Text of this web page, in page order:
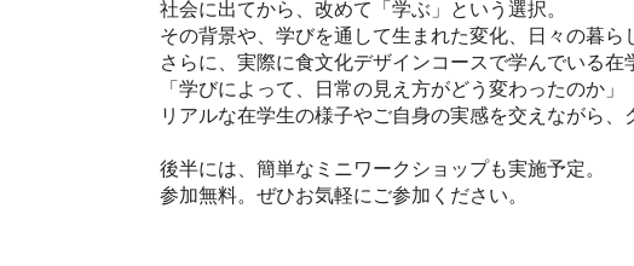
社会に出てから、改めて「学ぶ」という選択。
その背景や、学びを通して生まれた変化、日々の暮
さらに、実際に食文化デザインコースで学んでいる在
「学びによって、日常の見え方がどう変わったのか」
リアルな在学生の様子やご自身の実感を交えながら、
後半には、簡単なミニワークショップも実施予定。
参加無料。ぜひお気軽にご参加ください。